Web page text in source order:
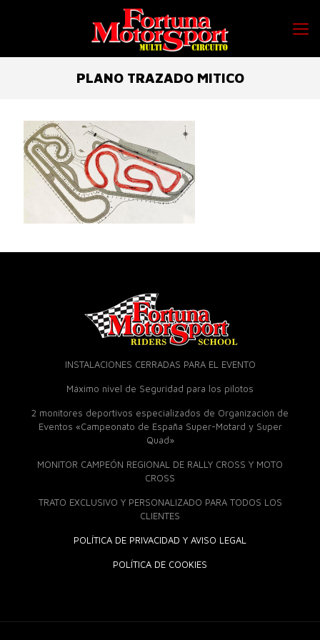
PLANO TRAZADO MITICO
INSTALACIONES CERRADAS PARA EL EVENTO
Máximo nivel de Seguridad para los pilotos
2 monitores deportivos especializados de Organización de
Eventos «Campeonato de España Super-Motard y Super
Quad»
MONITOR CAMPEÓN REGIONAL DE RALLY CROSS Y MOTO
CROSS
TRATO EXCLUSIVO Y PERSONALIZADO PARA TODOS LOS
CLIENTES
POLÍTICA DE PRIVACIDAD Y AVISO LEGAL
POLÍTICA DE COOKIES